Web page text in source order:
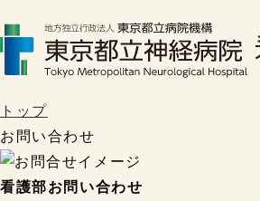
トップ
お問い合わせ
看護部お問い合わせ